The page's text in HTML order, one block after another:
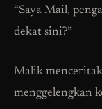
“Saya Mail,
dekat sini?”
Malik
menggelengkan